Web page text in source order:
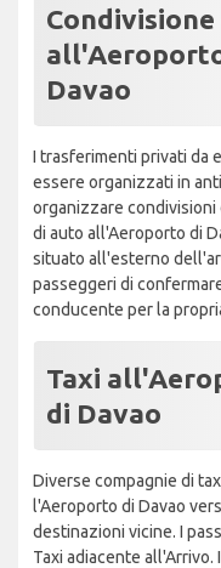
Davao
I trasferimenti privati da
essere organizzati in
organizzare condivisioni
di auto all'Aeroporto di
situato all'esterno
passeggeri di
conducente per la
Taxi
di Davao
Diverse compagnie di
l'Aeroporto di Davao
destinazioni vicine. I
Taxi adiacente